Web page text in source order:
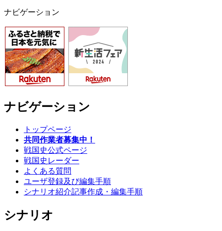
ナビゲーション
ナビゲーション
トップページ
共同作業者募集中！
戦国史公式ページ
戦国史レーダー
よくある質問
ユーザ登録及び編集手順
シナリオ紹介記事作成・編集手順
シナリオ